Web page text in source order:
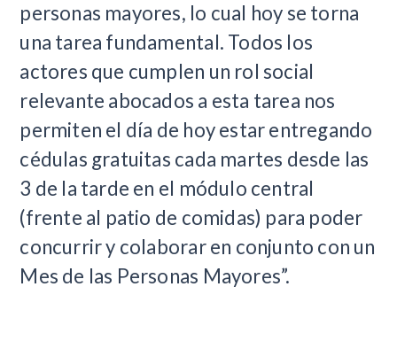
personas mayores, lo cual hoy se torna
una tarea fundamental. Todos los
actores que cumplen un rol social
relevante abocados a esta tarea nos
permiten el día de hoy estar entregando
cédulas gratuitas cada martes desde las
3 de la tarde en el módulo central
(frente al patio de comidas) para poder
concurrir y colaborar en conjunto con un
Mes de las Personas Mayores”.